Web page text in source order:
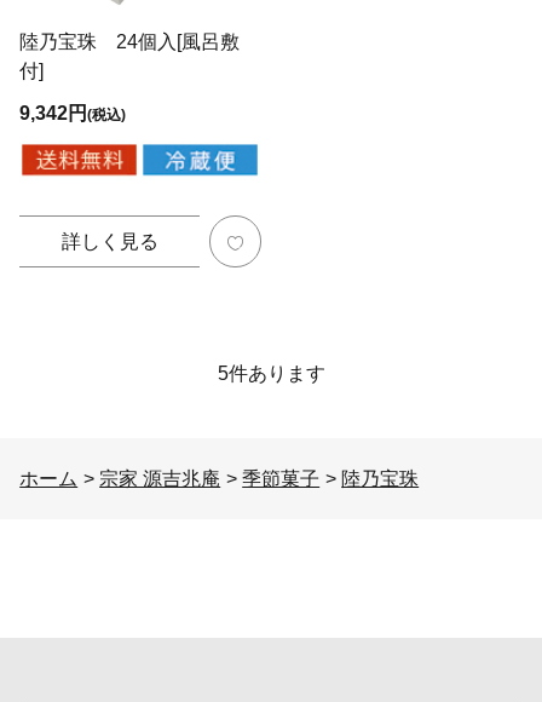
陸乃宝珠 24個入[風呂敷
付]
9,342円(税込)
詳しく見る
5件あります
ホーム > 宗家 源吉兆庵 >季節菓子 > 陸乃宝珠